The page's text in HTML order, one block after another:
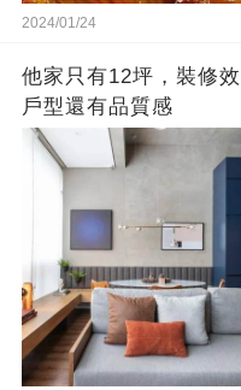
2024/01/24
他家只有12坪，裝修
戶型還有品質感